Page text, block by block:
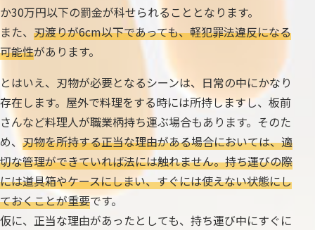
か30万円以下の罰金が科せられることとなります。
また、 刃渡りが6cm以下であっても、軽犯罪法違反になる
可能性があります。
とはいえ、刃物が必要となるシーンは、日常の中にかなり
存在します。屋外で料理をする時には所持しますし、板前
さんなど料理人が職業柄持ち運ぶ場合もあります。そのた
め、 刃物を所持する正当な理由がある場合においては、適
切な管理ができていれば法には触れません。持ち運びの際
には道具箱やケースにしまい、すぐには使えない状態にし
ておくことが重要です。
仮に、正当な理由があったとしても、持ち運び中にすぐに